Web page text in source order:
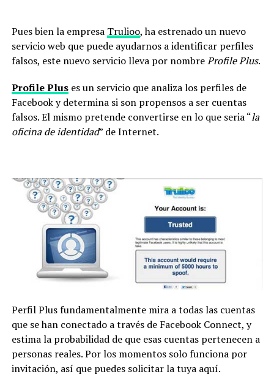
Pues bien la empresa Trulioo, ha estrenado un nuevo
servicio web que puede ayudarnos a identificar perfiles
falsos, este nuevo servicio lleva por nombreProfile Plus.
Profile Pluses un servicio que analiza los perfiles de
Facebook y determina si son propensos a ser cuentas
falsos. El mismo pretende convertirse en lo que seria “la
oficina de identidad” de Internet.
Perfil Plus fundamentalmente mira a todas las cuentas
que se han conectado a través de Facebook Connect, y
estima la probabilidad de que esas cuentas pertenecen a
personas reales. Por los momentos solo funciona por
invitación, así que puedes solicitar la tuya aquí.